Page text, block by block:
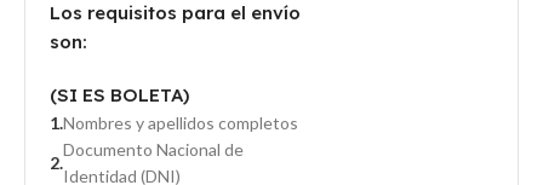
Los requisitos para el envío
son:
(SI ES BOLETA)
Nombres y apellidos completos
Documento Nacional de
Identidad (DNI)